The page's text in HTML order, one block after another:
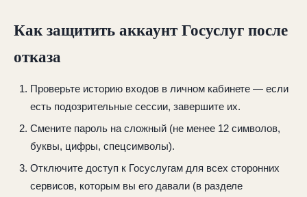
Как защитить аккаунт Госуслуг после
отказа
Проверьте историю входов в личном кабинете — если
есть подозрительные сессии, завершите их.
Смените пароль на сложный (не менее 12 символов,
буквы, цифры, спецсимволы).
Отключите доступ к Госуслугам для всех сторонних
сервисов, которым вы его давали (в разделе